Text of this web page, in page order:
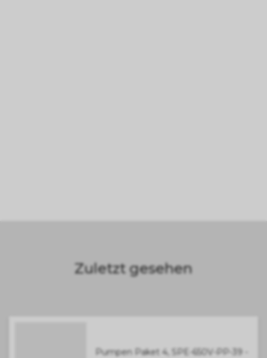
Zuletzt gesehen
Pumpen Paket 4, SPE-650V-PP-39 -